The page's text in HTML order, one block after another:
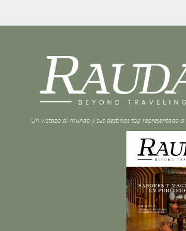
Un vistazo al mundo y sus destinos top representado a